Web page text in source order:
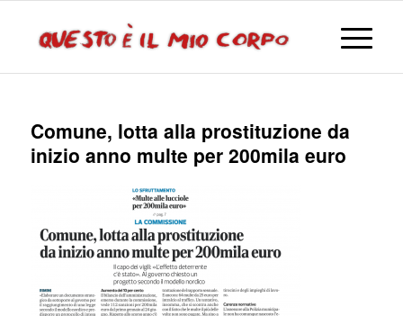
Comune, lotta alla prostituzione da
inizio anno multe per 200mila euro